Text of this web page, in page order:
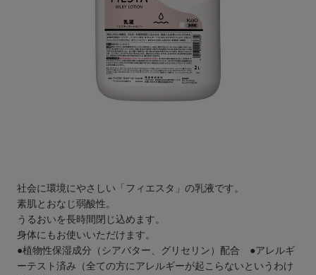
社会に環境にやさしい「フィエスタ」の乳液です。
素肌とおなじ弱酸性。
うるおいを長時間閉じ込めます。
身体にもお使いいただけます。
●植物性保湿成分（シアバター、グリセリン）配合 ●アレルギ
ーテスト済み（全ての方にアレルギーが起こらないというわけ